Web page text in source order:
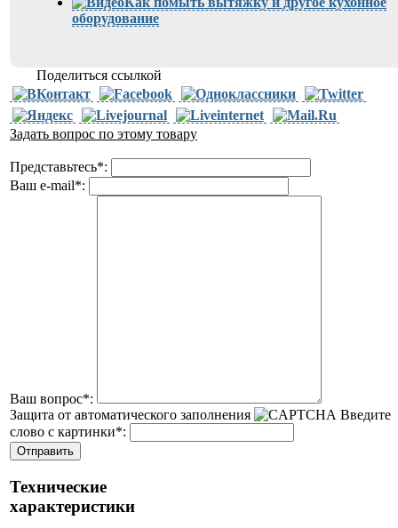
оборудование
Поделиться ссылкой
Задать вопрос по этому товару
Представьтесь*:
Ваш e-mail*:
Ваш вопрос*:
Защита от автоматического заполнения
Введите
слово с картинки*:
Технические
характеристики